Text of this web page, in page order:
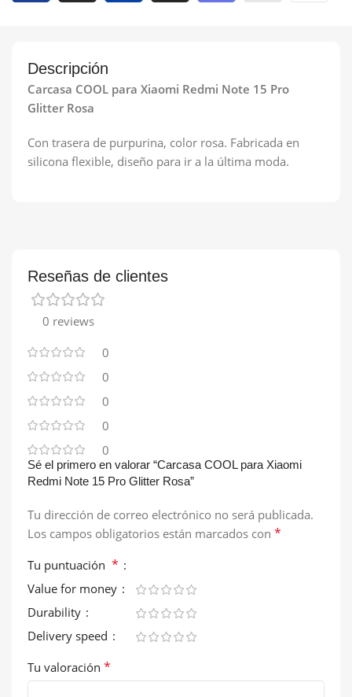
Descripción
Carcasa COOL para Xiaomi Redmi Note 15 Pro
Glitter Rosa
Con trasera de purpurina, color rosa. Fabricada en
silicona flexible, diseño para ir a la última moda.
Reseñas de clientes
0 reviews
0
0
0
0
0
Sé el primero en valorar “Carcasa COOL para Xiaomi
Redmi Note 15 Pro Glitter Rosa”
Tu dirección de correo electrónico no será publicada.
Los campos obligatorios están marcados con *
Tu puntuación *
Value for money
Durability
Delivery speed
Tu valoración *